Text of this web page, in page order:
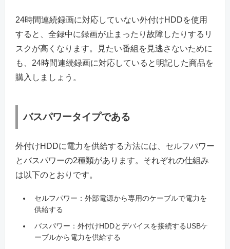
24時間連続録画に対応していない外付けHDDを使用
すると、全録中に録画が止まったり故障したりするリ
スクが高くなります。見たい番組を見逃さないために
も、24時間連続録画に対応していると明記した商品を
購入しましょう。
バスパワータイプである
外付けHDDに電力を供給する方法には、セルフパワー
とバスパワーの2種類があります。それぞれの仕組み
は以下のとおりです。
セルフパワー：外部電源から専用のケーブルで電力を
供給する
バスパワー：外付けHDDとデバイスを接続するUSBケ
ーブルから電力を供給する